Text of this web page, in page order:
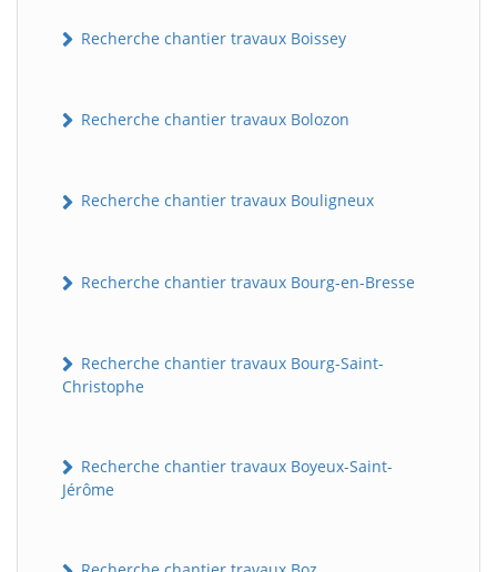
Recherche chantier travaux Boissey
Recherche chantier travaux Bolozon
Recherche chantier travaux Bouligneux
Recherche chantier travaux Bourg-en-Bresse
Recherche chantier travaux Bourg-Saint-
Christophe
Recherche chantier travaux Boyeux-Saint-
Jérôme